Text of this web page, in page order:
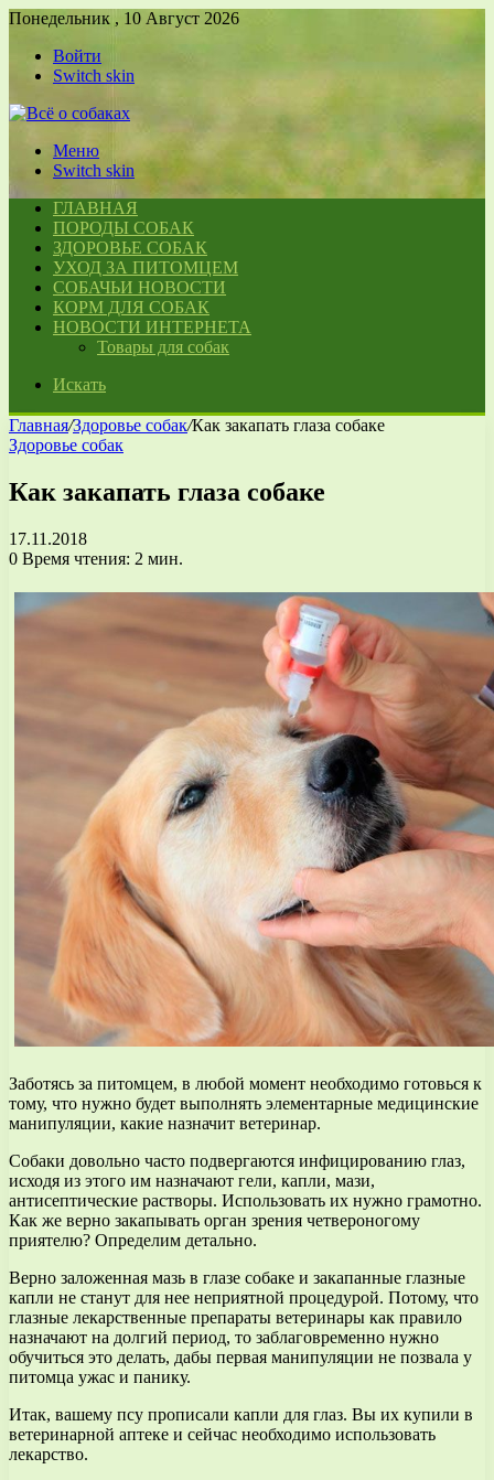
Понедельник , 10 Август 2026
Войти
Switch skin
Меню
Switch skin
ГЛАВНАЯ
ПОРОДЫ СОБАК
ЗДОРОВЬЕ СОБАК
УХОД ЗА ПИТОМЦЕМ
СОБАЧЬИ НОВОСТИ
КОРМ ДЛЯ СОБАК
НОВОСТИ ИНТЕРНЕТА
Товары для собак
Искать
Главная/Здоровье собак/Как закапать глаза собаке
Здоровье собак
Как закапать глаза собаке
17.11.2018
0 Время чтения: 2 мин.
Заботясь за питомцем, в любой момент необходимо готовься к
тому, что нужно будет выполнять элементарные медицинские
манипуляции, какие назначит ветеринар.
Собаки довольно часто подвергаются инфицированию глаз,
исходя из этого им назначают гели, капли, мази,
антисептические растворы. Использовать их нужно грамотно.
Как же верно закапывать орган зрения четвероногому
приятелю? Определим детально.
Верно заложенная мазь в глазе собаке и закапанные глазные
капли не станут для нее неприятной процедурой. Потому, что
глазные лекарственные препараты ветеринары как правило
назначают на долгий период, то заблаговременно нужно
обучиться это делать, дабы первая манипуляции не позвала у
питомца ужас и панику.
Итак, вашему псу прописали капли для глаз. Вы их купили в
ветеринарной аптеке и сейчас необходимо использовать
лекарство.